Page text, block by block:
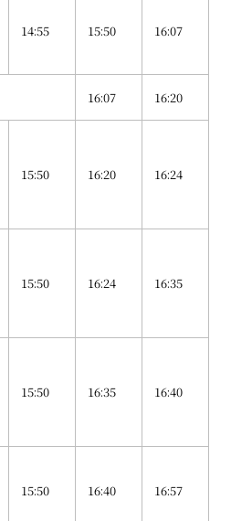
14:55 15:50 16:07
16:07 16:20
15:50 16:20 16:24
15:50 16:24 16:35
15:50 16:35 16:40
15:50 16:40 16:57